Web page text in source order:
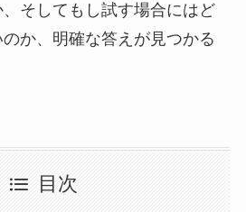
そしてもし試す場合にはど
か、明確な答えが見つかる
目次